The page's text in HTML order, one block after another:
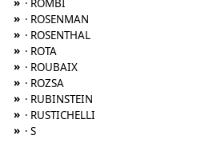
· ROMBI
» · ROSENMAN
» · ROSENTHAL
» · ROTA
» · ROUBAIX
» · ROZSA
» · RUBINSTEIN
» · RUSTICHELLI
» · S